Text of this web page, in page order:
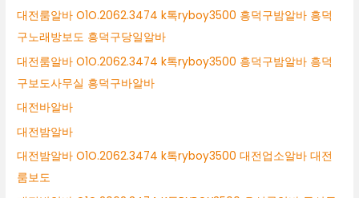
대전룸알바 O1O.2062.3474 k톡ryboy3500 흥덕구밤알바 흥덕
구노래방보도 흥덕구당일알바
대전룸알바 O1O.2062.3474 k톡ryboy3500 흥덕구밤알바 흥덕
구보도사무실 흥덕구바알바
대전바알바
대전밤알바
대전밤알바 O1O.2062.3474 k톡ryboy3500 대전업소알바 대전
룸보도